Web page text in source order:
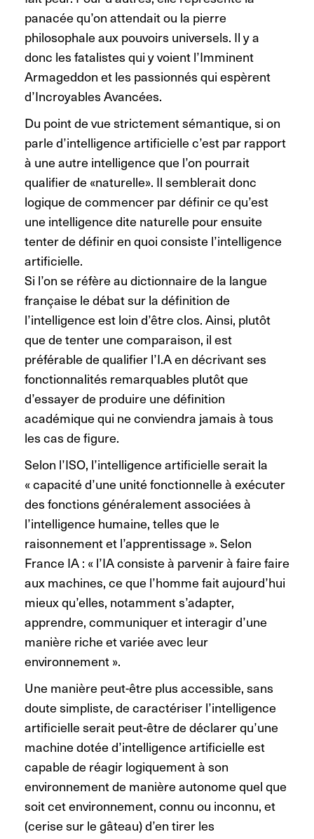
panacée qu’on attendait ou la pierre
philosophale aux pouvoirs universels. Il y a
donc les fatalistes qui y voient l’Imminent
Armageddon et les passionnés qui espèrent
d’Incroyables Avancées.
Du point de vue strictement sémantique, si on
parle d’intelligence artificielle c’est par rapport
à une autre intelligence que l’on pourrait
qualifier de «naturelle». Il semblerait donc
logique de commencer par définir ce qu’est
une intelligence dite naturelle pour ensuite
tenter de définir en quoi consiste l’intelligence
artificielle.
Si l’on se réfère au dictionnaire de la langue
française le débat sur la définition de
l’intelligence est loin d’être clos. Ainsi, plutôt
que de tenter une comparaison, il est
préférable de qualifier l’I.A en décrivant ses
fonctionnalités remarquables plutôt que
d’essayer de produire une définition
académique qui ne conviendra jamais à tous
les cas de figure.
Selon l’ISO, l’intelligence artificielle serait la
« capacité d’une unité fonctionnelle à exécuter
des fonctions généralement associées à
l’intelligence humaine, telles que le
raisonnement et l’apprentissage ». Selon
France IA : « l’IA consiste à parvenir à faire faire
aux machines, ce que l’homme fait aujourd’hui
mieux qu’elles, notamment s’adapter,
apprendre, communiquer et interagir d’une
manière riche et variée avec leur
environnement ».
Une manière peut-être plus accessible, sans
doute simpliste, de caractériser l’intelligence
artificielle serait peut-être de déclarer qu’une
machine dotée d’intelligence artificielle est
capable de réagir logiquement à son
environnement de manière autonome quel que
soit cet environnement, connu ou inconnu, et
(cerise sur le gâteau) d’en tirer les